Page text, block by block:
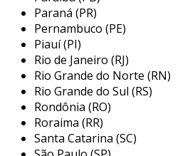
paradas não programadas
economia significativa.
qualidade do produto
adequada garante que os
estejam livres de impurezas.
sustentabilidade
ajudam a economizar
prolongar a vida útil dos
Paraná (PR)
Pernambuco (PE)
Piauí (PI)
Rio de Janeiro (RJ)
Rio Grande do Norte (RN)
Rio Grande do Sul (RS)
Rondônia (RO)
Roraima (RR)
Santa Catarina (SC)